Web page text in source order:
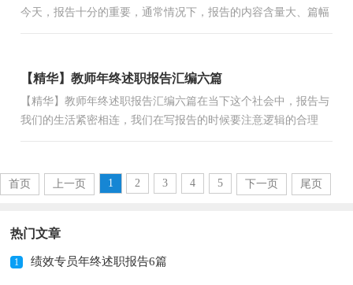
今天，报告十分的重要，通常情况下，报告的内容含量大、篇幅
【精华】教师年终述职报告汇编六篇
【精华】教师年终述职报告汇编六篇在当下这个社会中，报告与
我们的生活紧密相连，我们在写报告的时候要注意逻辑的合理
首页 上一页 1 2 3 4 5 下一页 尾页
热门文章
1 绩效专员年终述职报告6篇